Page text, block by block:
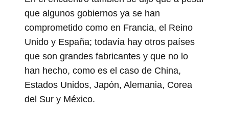
que algunos gobiernos ya se han
comprometido como en Francia, el Reino
Unido y España; todavía hay otros países
que son grandes fabricantes y que no lo
han hecho, como es el caso de China,
Estados Unidos, Japón, Alemania, Corea
del Sur y México.